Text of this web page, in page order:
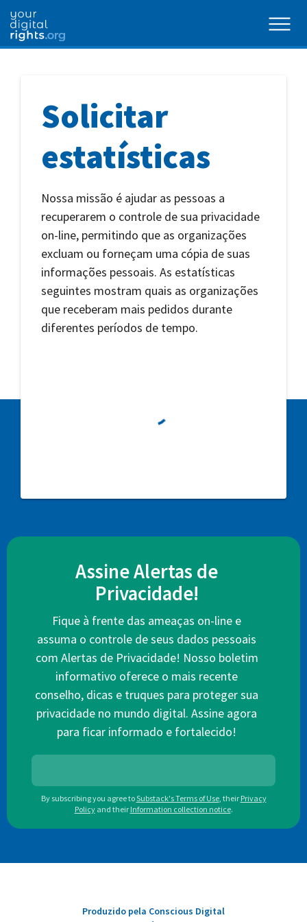
Solicitar
estatísticas
Nossa missão é ajudar as pessoas a
recuperarem o controle de sua privacidade
on-line, permitindo que as organizações
excluam ou forneçam uma cópia de suas
informações pessoais. As estatísticas
seguintes mostram quais as organizações
que receberam mais pedidos durante
diferentes períodos de tempo.
Assine Alertas de
Privacidade!
Fique à frente das ameaças on-line e
assuma o controle de seus dados pessoais
com Alertas de Privacidade! Nosso boletim
informativo oferece o mais recente
conselho, dicas e truques para proteger sua
privacidade no mundo digital. Assine agora
para ficar informado e fortalecido!
By subscribing you agree toSubstack's Terms of Use, their Privacy
Policy and their Information collection notice.
Produzido pela Conscious Digital